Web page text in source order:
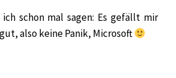
schon mal sagen: Es gefällt mir
also keine Panik, Microsoft